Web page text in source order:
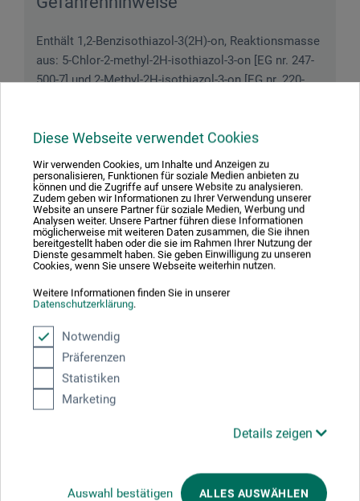
Diese Webseite verwendet Cookies
Wir verwenden Cookies, um Inhalte und Anzeigen zu
personalisieren, Funktionen für soziale Medien anbieten zu
können und die Zugriffe auf unsere Website zu analysieren.
Zudem geben wir Informationen zu Ihrer Verwendung unserer
Website an unsere Partner für soziale Medien, Werbung und
Analysen weiter. Unsere Partner führen diese Informationen
möglicherweise mit weiteren Daten zusammen, die Sie ihnen
bereitgestellt haben oder die sie im Rahmen Ihrer Nutzung der
Dienste gesammelt haben. Sie geben Einwilligung zu unseren
Cookies, wenn Sie unsere Webseite weiterhin nutzen.
Weitere Informationen finden Sie in unserer
Datenschutzerklärung.
Notwendig
Präferenzen
Statistiken
Marketing
Details zeigen
Auswahl bestätigen ALLES AUSWÄHLEN
Enthält 1,2-Benzisothiazol-3(2H)-on, Reaktionsmasse
aus: 5-Chlor-2-methyl-2H-isothiazol-3-on [EG nr. 247-
500-7] und 2-Methyl-2H-isothiazol-3-on [EG nr. 220-
Downloads
Hier finden Sie wichtige Dokumente und Dateien zu
diesem Produkt.
CH-DE_Clave_Pigment-Binder_CLB_2022.pdf
Produktbewertungen (0)